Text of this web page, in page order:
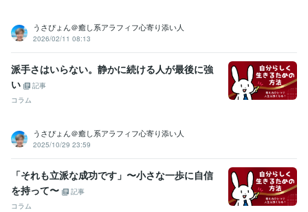
■【男性心理】なぜ、男は最初の情熱が消え、急に冷めだ
すのか？ ■【男性心理】なぜ、男の嫉妬心は根が深くて厄介なの
か?
■【男性心理】男の浮気心は、どういう時に芽生えるのか? ■
【男性心理】男には2種類の嘘があるって知ってる?
■【男性心理】な
ぜ、男はすぐに女のやさしさを誤解するのか?
上級心理カウンセラー 取得年 : 2021年
メンタル心理カウンセラー
普通自動車第一種運転免許 取得年 : 1986年
ビジネス・クリエイティブツール
WordPress:15年Canva:3年
うさぴょん＠癒し系アラフィフ心寄り添い人
2026/02/11 08:13
派手さはいらない。静かに続ける人が最後に強
い
記事
コラム
うさぴょん＠癒し系アラフィフ心寄り添い人
2025/10/29 23:59
「それも立派な成功です」〜小さな一歩に自信
を持って〜
記事
コラム